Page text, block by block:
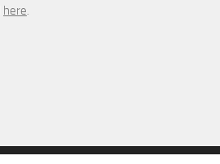
here.